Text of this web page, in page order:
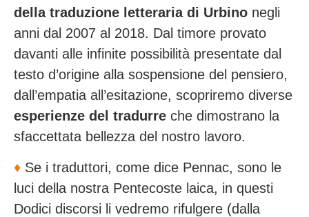
della traduzione letteraria di Urbino negli
anni dal 2007 al 2018. Dal timore provato
davanti alle infinite possibilità presentate dal
testo d’origine alla sospensione del pensiero,
dall’empatia all’esitazione, scopriremo diverse
esperienze del tradurre che dimostrano la
sfaccettata bellezza del nostro lavoro.
♦️ Se i traduttori, come dice Pennac, sono le
luci della nostra Pentecoste laica, in questi
Dodici discorsi li vedremo rifulgere (dalla